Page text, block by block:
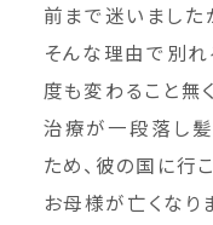
前まで迷いました
そんな理由で別れ
度も変わること無
治療が一段落し
ため、彼の国に行
お母様が亡くなり